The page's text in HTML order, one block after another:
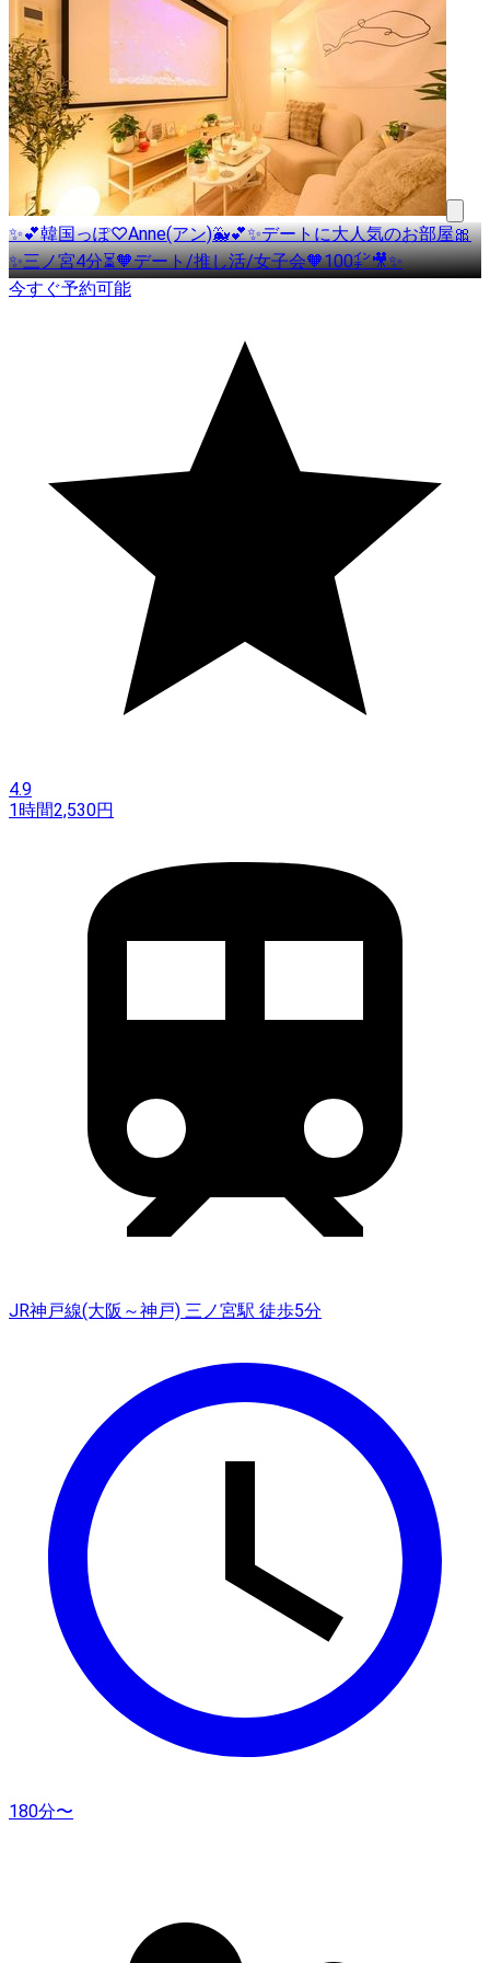
✨💕韓国っぽ♡Anne(アン)🐳💕✨デートに大人気のお部屋🎀
✨三ノ宮4分⏳🧡デート/推し活/女子会🧡100㌅🎥✨
今すぐ予約可能
4.9
1時間2,530円
JR神戸線(大阪～神戸) 三ノ宮駅 徒歩5分
180分〜